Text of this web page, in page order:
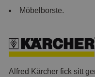
Möbelborste.
Alfred Kärcher fick sitt